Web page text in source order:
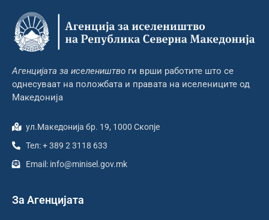
Агенцијата за иселеништво ги врши работите што се
однесуваат на положбата и правата на иселениците од
Македонија
ул.Македонија бр. 19, 1000 Скопје
Тел: + 389 2 3118 633
Email: info@minisel.gov.mk
За Агенцијата